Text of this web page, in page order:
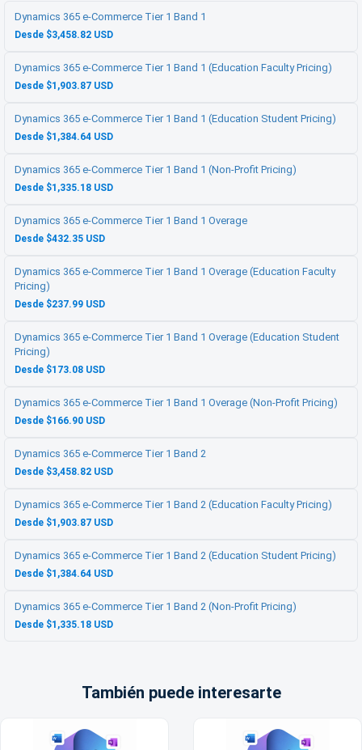
Dynamics 365 e-Commerce Tier 1 Band 1
Desde $3,458.82 USD
Dynamics 365 e-Commerce Tier 1 Band 1 (Education Faculty Pricing)
Desde $1,903.87 USD
Dynamics 365 e-Commerce Tier 1 Band 1 (Education Student Pricing)
Desde $1,384.64 USD
Dynamics 365 e-Commerce Tier 1 Band 1 (Non-Profit Pricing)
Desde $1,335.18 USD
Dynamics 365 e-Commerce Tier 1 Band 1 Overage
Desde $432.35 USD
Dynamics 365 e-Commerce Tier 1 Band 1 Overage (Education Faculty
Pricing)
Desde $237.99 USD
Dynamics 365 e-Commerce Tier 1 Band 1 Overage (Education Student
Pricing)
Desde $173.08 USD
Dynamics 365 e-Commerce Tier 1 Band 1 Overage (Non-Profit Pricing)
Desde $166.90 USD
Dynamics 365 e-Commerce Tier 1 Band 2
Desde $3,458.82 USD
Dynamics 365 e-Commerce Tier 1 Band 2 (Education Faculty Pricing)
Desde $1,903.87 USD
Dynamics 365 e-Commerce Tier 1 Band 2 (Education Student Pricing)
Desde $1,384.64 USD
Dynamics 365 e-Commerce Tier 1 Band 2 (Non-Profit Pricing)
Desde $1,335.18 USD
También puede interesarte